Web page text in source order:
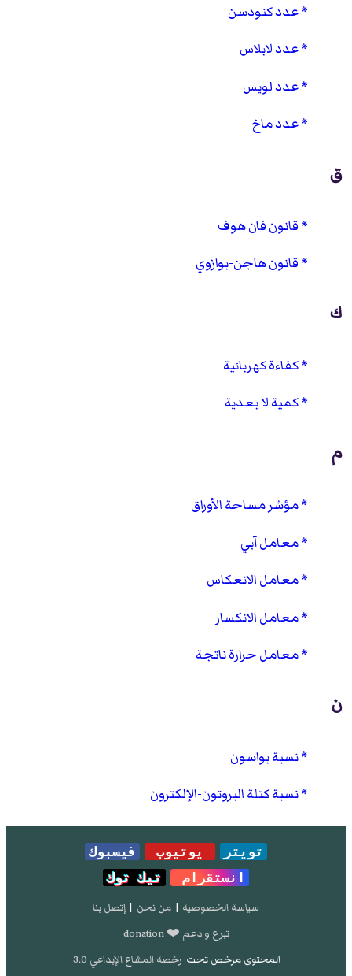
عدد كنودسن
عدد لابلاس
عدد لويس
عدد ماخ
ق
قانون فان هوف
قانون هاجن-بوازوي
ك
كفاءة كهربائية
كمية لا بعدية
م
مؤشر مساحة الأوراق
معامل آبي
معامل الانعكاس
معامل الانكسار
معامل حرارة ناتجة
ن
نسبة بواسون
نسبة كتلة البروتون-الإلكترون
تويتر يوتيوب
فيسبوك
انستقرام
تيك توك
سياسة الخصوصية | من نحن | إتصل بنا
تبرع و دعم ❤️ donation
المحتوى مرخص تحت رخصة المشاع الإبداعي 3.0